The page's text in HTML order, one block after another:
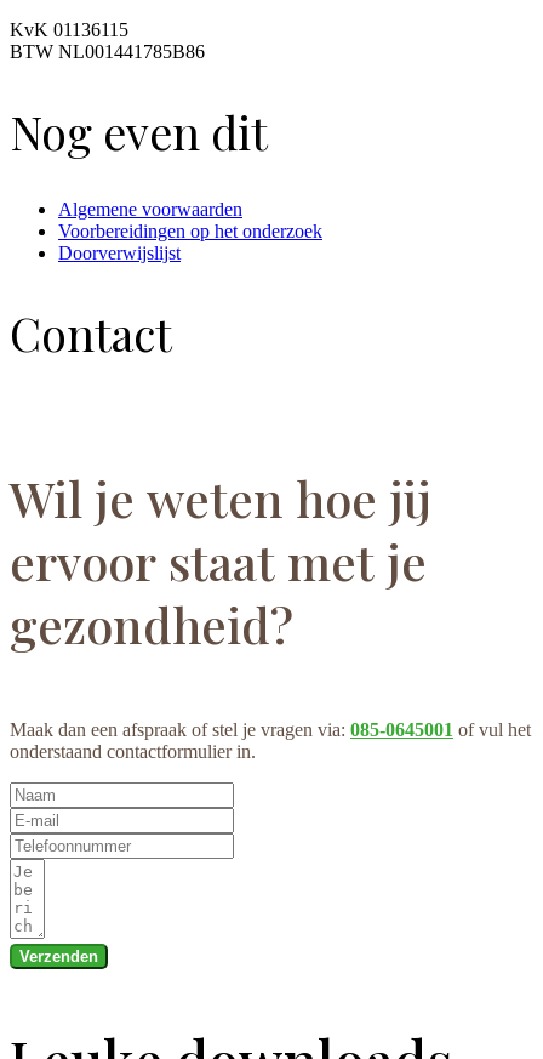
KvK 01136115
BTW NL001441785B86
Nog even dit
Algemene voorwaarden
Voorbereidingen op het onderzoek
Doorverwijslijst
Contact
Wil je weten hoe jij
ervoor staat met je
gezondheid?
Maak dan een afspraak of stel je vragen via: 085-0645001 of vul het
onderstaand contactformulier in.
Verzenden